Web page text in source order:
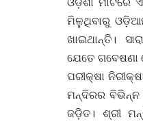
ମିଳୁଥିବାରୁ
ଖାଇଥାନ୍ତି।
ଯେତେ ଗବେଷଣା
ପରୀକ୍ଷା
ମନ୍ଦିରର ବିଭିନ୍ନ
ଜଡ଼ିତ। ଶ୍ରୀ